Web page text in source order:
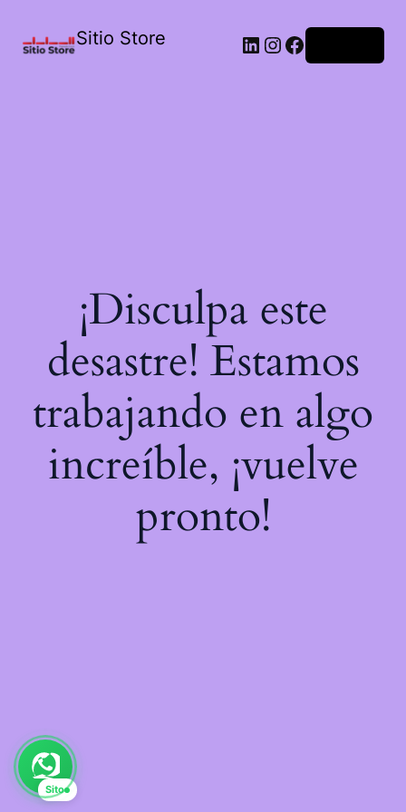
Sitio Store
¡Disculpa este
desastre! Estamos
trabajando en algo
increíble, ¡vuelve
pronto!
Sito